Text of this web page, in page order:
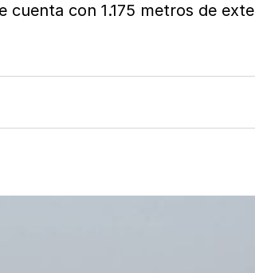
con 1.175 metros de